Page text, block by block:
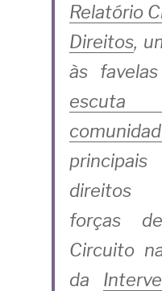
Relatório
Direitos,
às
direitos
forças
Circuito
da